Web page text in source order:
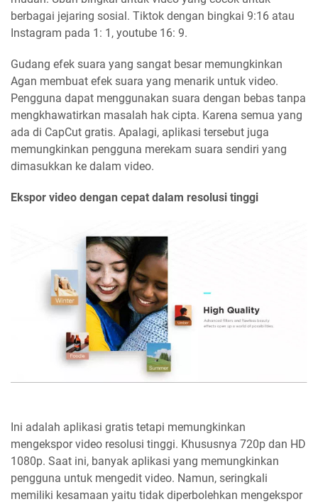
berbagai jejaring sosial. Tiktok dengan bingkai 9:16 atau
Instagram pada 1: 1, youtube 16: 9.
Gudang efek suara yang sangat besar memungkinkan
Agan membuat efek suara yang menarik untuk video.
Pengguna dapat menggunakan suara dengan bebas tanpa
mengkhawatirkan masalah hak cipta. Karena semua yang
ada di CapCut gratis. Apalagi, aplikasi tersebut juga
memungkinkan pengguna merekam suara sendiri yang
dimasukkan ke dalam video.
Ekspor video dengan cepat dalam resolusi tinggi
Ini adalah aplikasi gratis tetapi memungkinkan
mengekspor video resolusi tinggi. Khususnya 720p dan HD
1080p. Saat ini, banyak aplikasi yang memungkinkan
pengguna untuk mengedit video. Namun, seringkali
memiliki kesamaan yaitu tidak diperbolehkan mengekspor